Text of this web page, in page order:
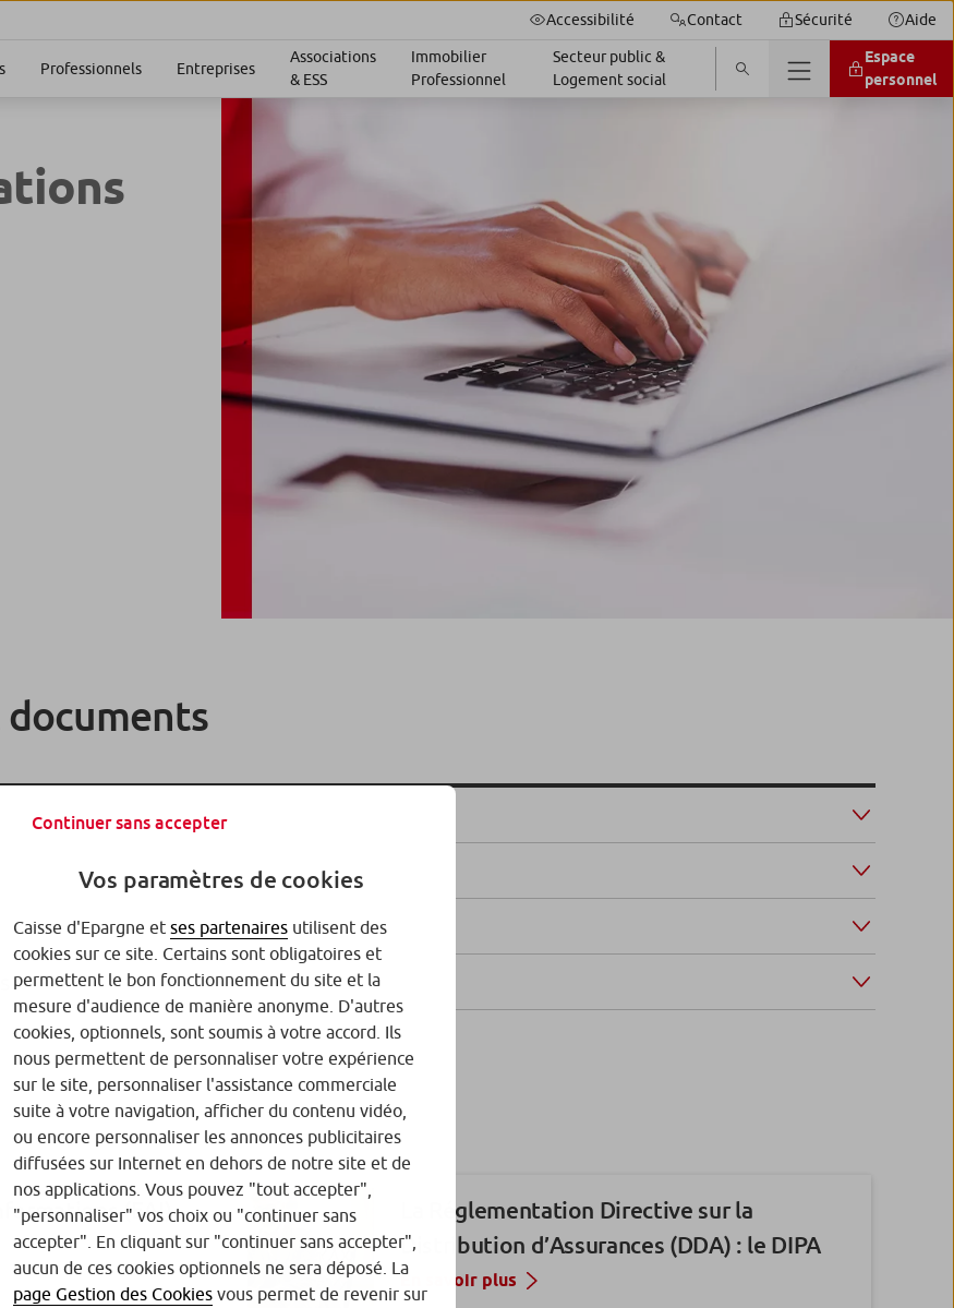
Accessibilité Contact Sécurité
Aide
Professionnels Entreprises
Associations
& ESS
Immobilier
Professionnel
Secteur public &
Logement social
Espace
personnel
(EAI)
La Réglementation Directive sur la
Distribution d’Assurances (DDA) : le DIPA
En savoir plus
Continuer sans accepter
Vos paramètres de cookies
Caisse d'Epargne et ses partenaires utilisent des
cookies sur ce site. Certains sont obligatoires et
permettent le bon fonctionnement du site et la
mesure d'audience de manière anonyme. D'autres
cookies, optionnels, sont soumis à votre accord. Ils
nous permettent de personnaliser votre expérience
sur le site, personnaliser l'assistance commerciale
suite à votre navigation, afficher du contenu vidéo,
ou encore personnaliser les annonces publicitaires
diffusées sur Internet en dehors de notre site et de
nos applications. Vous pouvez "tout accepter",
"personnaliser" vos choix ou "continuer sans
accepter". En cliquant sur "continuer sans accepter",
aucun de ces cookies optionnels ne sera déposé. La
page Gestion des Cookies vous permet de revenir sur